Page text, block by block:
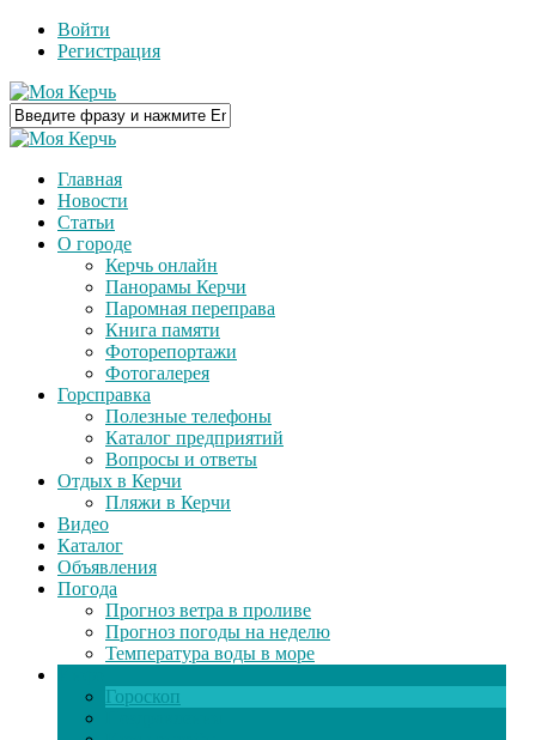
Войти
Регистрация
Главная
Новости
Статьи
О городе
Керчь онлайн
Панорамы Керчи
Паромная переправа
Книга памяти
Фоторепортажи
Фотогалерея
Горсправка
Полезные телефоны
Каталог предприятий
Вопросы и ответы
Отдых в Керчи
Пляжи в Керчи
Видео
Каталог
Объявления
Погода
Прогноз ветра в проливе
Прогноз погоды на неделю
Температура воды в море
Гороскоп